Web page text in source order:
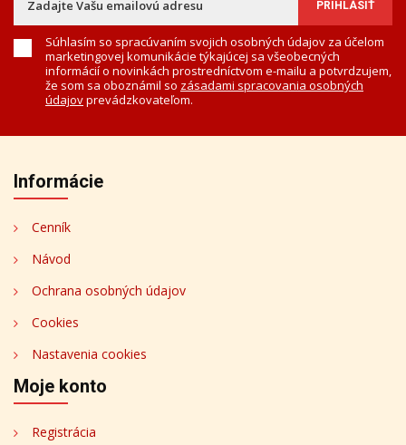
Súhlasím so spracúvaním svojich osobných údajov za účelom
marketingovej komunikácie týkajúcej sa všeobecných
informácií o novinkách prostredníctvom e-mailu a potvrdzujem,
že som sa oboznámil so zásadami spracovania osobných
údajovprevádzkovateľom.
Informácie
Cenník
Návod
Ochrana osobných údajov
Cookies
Nastavenia cookies
Moje konto
Registrácia